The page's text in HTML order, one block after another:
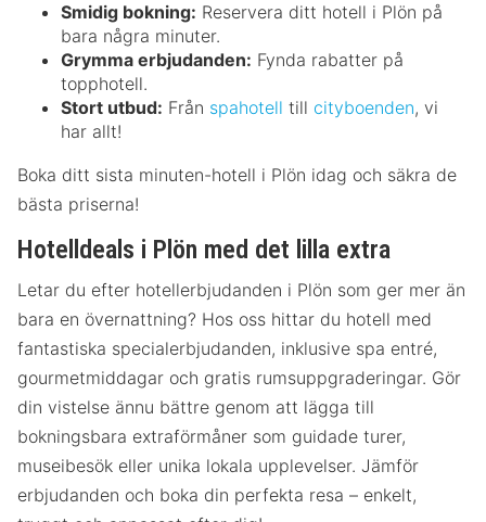
Smidig bokning: Reservera ditt hotell i Plön på
bara några minuter.
Grymma erbjudanden: Fynda rabatter på
topphotell.
Stort utbud: Från spahotell till cityboenden, vi
har allt!
Boka ditt sista minuten-hotell i Plön idag och säkra de
bästa priserna!
Hotelldeals i Plön med det lilla extra
Letar du efter hotellerbjudanden i Plön som ger mer än
bara en övernattning? Hos oss hittar du hotell med
fantastiska specialerbjudanden, inklusive spa entré,
gourmetmiddagar och gratis rumsuppgraderingar. Gör
din vistelse ännu bättre genom att lägga till
bokningsbara extraförmåner som guidade turer,
museibesök eller unika lokala upplevelser. Jämför
erbjudanden och boka din perfekta resa – enkelt,